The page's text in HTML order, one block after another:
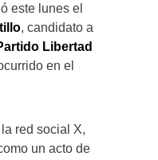
este lunes el
, candidato a
Libertad
en el
red social X,
un acto de